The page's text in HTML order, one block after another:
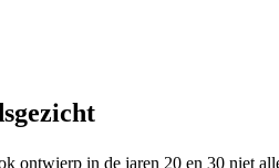
ontwierp in de jaren 20 en 30 niet